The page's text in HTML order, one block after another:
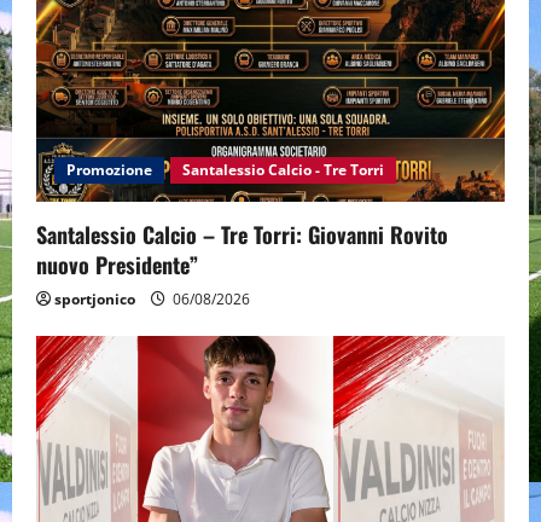
Promozione Santalessio Calcio - Tre Torri
Santalessio Calcio – Tre Torri: Giovanni Rovito
nuovo Presidente”
sportjonico 06/08/2026